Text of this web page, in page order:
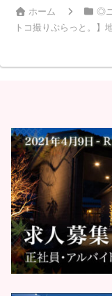
ホーム ◎
トコ撮りぷらっと。】